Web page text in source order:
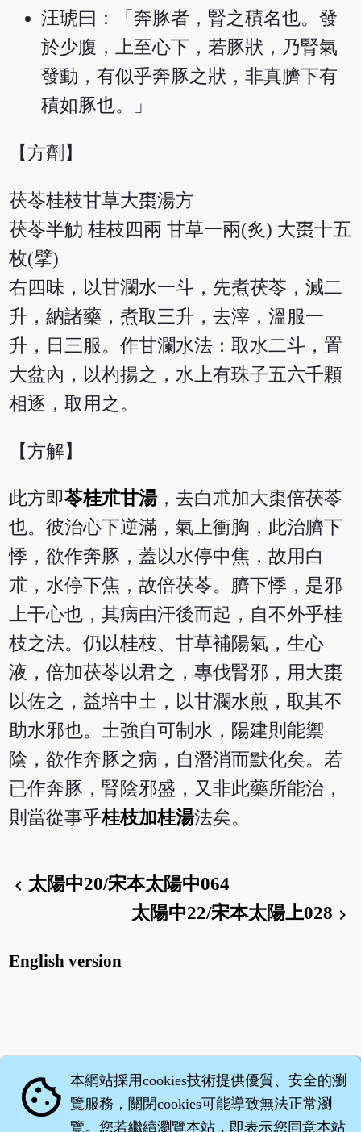
汪琥曰：「奔豚者，腎之積名也。發
於少腹，上至心下，若豚狀，乃腎氣
發動，有似乎奔豚之狀，非真臍下有
積如豚也。」
【方劑】
茯苓桂枝甘草大棗湯方
茯苓半觔 桂枝四兩 甘草一兩(炙) 大棗十五
枚(擘)
右四味，以甘瀾水一斗，先煮茯苓，減二
升，納諸藥，煮取三升，去滓，溫服一
升，日三服。作甘瀾水法：取水二斗，置
大盆內，以杓揚之，水上有珠子五六千顆
相逐，取用之。
【方解】
此方即苓桂朮甘湯，去白朮加大棗倍茯苓
也。彼治心下逆滿，氣上衝胸，此治臍下
悸，欲作奔豚，蓋以水停中焦，故用白
朮，水停下焦，故倍茯苓。臍下悸，是邪
上干心也，其病由汗後而起，自不外乎桂
枝之法。仍以桂枝、甘草補陽氣，生心
液，倍加茯苓以君之，專伐腎邪，用大棗
以佐之，益培中土，以甘瀾水煎，取其不
助水邪也。土強自可制水，陽建則能禦
陰，欲作奔豚之病，自潛消而默化矣。若
已作奔豚，腎陰邪盛，又非此藥所能治，
則當從事乎桂枝加桂湯法矣。
chevron_left太陽中20/宋本太陽中064
太陽中22/宋本太陽上028 chevron_right
English version
cookie 本網站採用cookies技術提供優質、安全的瀏
覽服務，關閉cookies可能導致無法正常瀏
覽。您若繼續瀏覽本站，即表示您同意本站